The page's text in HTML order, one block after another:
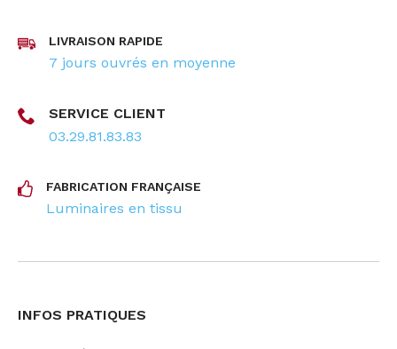
LIVRAISON RAPIDE
7 jours ouvrés en moyenne
SERVICE CLIENT
03.29.81.83.83
FABRICATION FRANÇAISE
Luminaires en tissu
INFOS PRATIQUES